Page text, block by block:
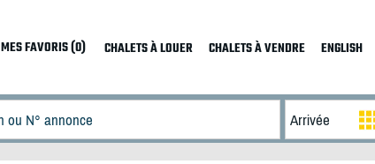
MES FAVORIS (0) CHALETS À LOUER CHALETS À VENDRE ENGLISH